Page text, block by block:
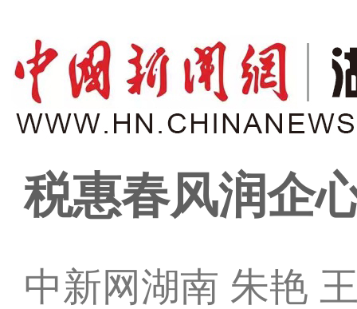
税惠春风润企
中新网湖南 朱艳